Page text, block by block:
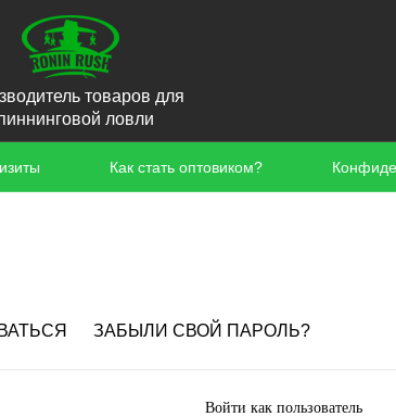
товаров для
ловли
Как стать оптовиком?
ЗАБЫЛИ СВОЙ ПАРОЛЬ?
Войти как пользователь